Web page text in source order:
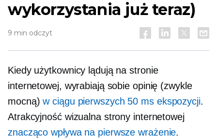
wykorzystania już teraz)
9 min odczyt
Kiedy użytkownicy lądują na stronie
internetowej, wyrabiają sobie opinię (zwykle
mocną)w ciągu pierwszych 50 ms ekspozycji.
Atrakcyjność wizualna strony internetowej
znacząco wpływa na pierwsze wrażenie.